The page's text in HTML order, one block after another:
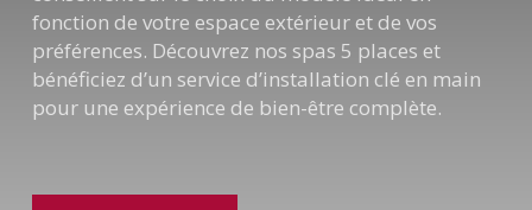
fonction de votre espace extérieur et de vos
préférences. Découvrez nos spas 5 places et
bénéficiez d’un service d’installation clé en main
pour une expérience de bien-être complète.